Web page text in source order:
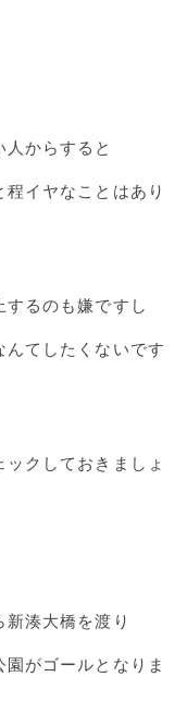
からすると
イヤなことはあり
るのも嫌ですし
んてしたくないです
クしておきましょ
湊大橋を渡り
がゴールとなりま